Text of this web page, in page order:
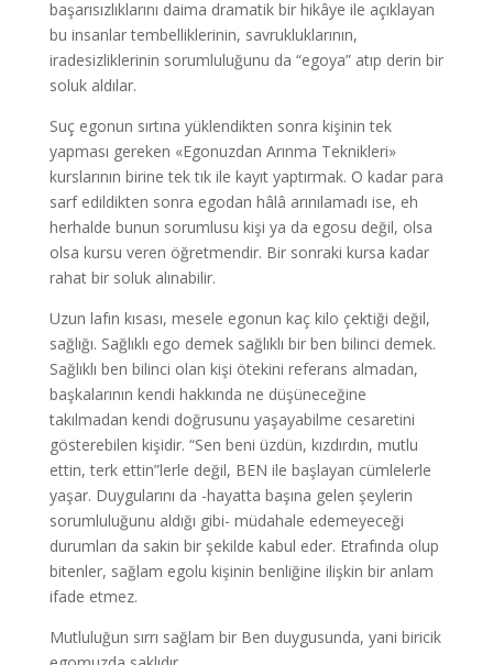
başarısızlıklarını daima dramatik bir hikâye ile açıklayan
bu insanlar tembelliklerinin, savrukluklarının,
iradesizliklerinin sorumluluğunu da “egoya” atıp derin bir
soluk aldılar.
Suç egonun sırtına yüklendikten sonra kişinin tek
yapması gereken «Egonuzdan Arınma Teknikleri»
kurslarının birine tek tık ile kayıt yaptırmak. O kadar para
sarf edildikten sonra egodan hâlâ arınılamadı ise, eh
herhalde bunun sorumlusu kişi ya da egosu değil, olsa
olsa kursu veren öğretmendir. Bir sonraki kursa kadar
rahat bir soluk alınabilir.
Uzun lafın kısası, mesele egonun kaç kilo çektiği değil,
sağlığı. Sağlıklı ego demek sağlıklı bir ben bilinci demek.
Sağlıklı ben bilinci olan kişi ötekini referans almadan,
başkalarının kendi hakkında ne düşüneceğine
takılmadan kendi doğrusunu yaşayabilme cesaretini
gösterebilen kişidir. “Sen beni üzdün, kızdırdın, mutlu
ettin, terk ettin”lerle değil, BEN ile başlayan cümlelerle
yaşar. Duygularını da -hayatta başına gelen şeylerin
sorumluluğunu aldığı gibi- müdahale edemeyeceği
durumları da sakin bir şekilde kabul eder. Etrafında olup
bitenler, sağlam egolu kişinin benliğine ilişkin bir anlam
ifade etmez.
Mutluluğun sırrı sağlam bir Ben duygusunda, yani biricik